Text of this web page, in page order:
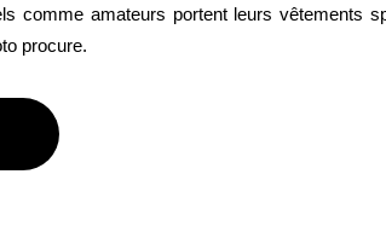
comme amateurs portent leurs vêtements
procure.